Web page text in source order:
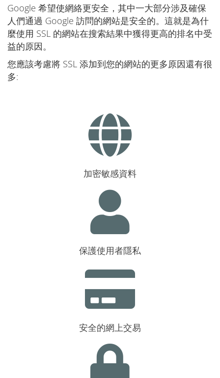
Google 希望使網絡更安全，其中一大部分涉及確保
人們通過 Google 訪問的網站是安全的。這就是為什
麼使用 SSL 的網站在搜索結果中獲得更高的排名中受
益的原因。
您應該考慮將 SSL 添加到您的網站的更多原因還有很
多:
加密敏感資料
保護使用者隱私
安全的網上交易